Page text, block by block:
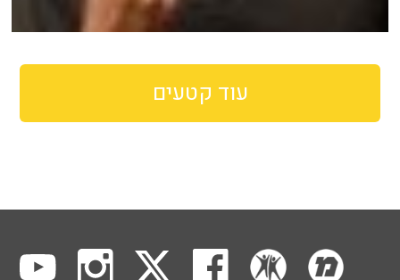
עוד קטעים